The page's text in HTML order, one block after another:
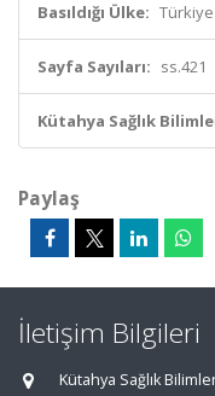
Basıldığı Ülke: Türkiye
Sayfa Sayıları: ss.421
Kütahya Sağlık
Paylaş
İletişim Bilgileri
Kütahya Sağlık